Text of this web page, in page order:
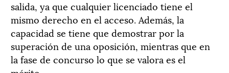
salida, ya que cualquier licenciado tiene el
mismo derecho en el acceso. Además, la
capacidad se tiene que demostrar por la
superación de una oposición, mientras que en
la fase de concurso lo que se valora es el